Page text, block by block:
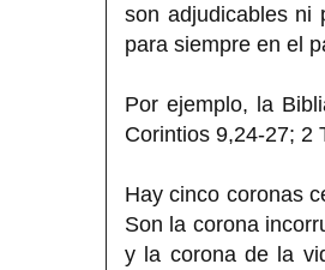
son adjudicables ni
para siempre en el
Por ejemplo, la
Corintios 9,24-27; 2
Hay cinco coronas
Son la corona
y la corona de la